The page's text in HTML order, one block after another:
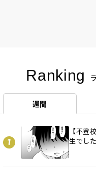
Ranking
週間
【不登
生でし
ングの
をバ